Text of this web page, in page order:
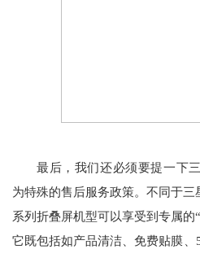
最后，我们还必须要提一下
为特殊的售后服务政策。不同于
系列折叠屏机型可以享受到专属的
它既包括如产品清洁、免费贴膜